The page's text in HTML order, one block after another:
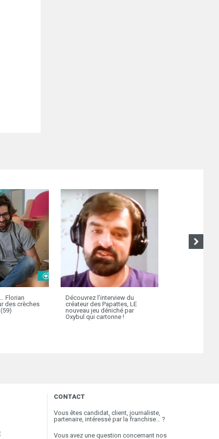
Florian
des crèches
Découvrez l’interview du
créateur des Papattes, LE
nouveau jeu déniché par
Oxybul qui cartonne !
CONTACT
Vous êtes candidat, client, journaliste,
partenaire, intéressé par la franchise… ?
Vous avez une question concernant nos